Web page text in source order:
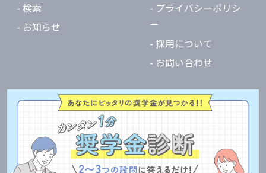
- 検索
- お知らせ
- プライバシーポリシ
ー
- 採用について
- お問い合わせ